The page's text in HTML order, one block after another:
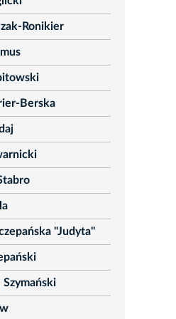
Ronikier
Berska
"Judyta"
Szymański